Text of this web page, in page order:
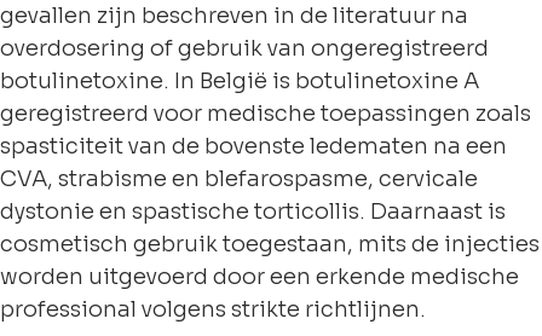
gevallen zijn beschreven in de literatuur na
overdosering of gebruik van ongeregistreerd
botulinetoxine. In België is botulinetoxine A
geregistreerd voor medische toepassingen zoals
spasticiteit van de bovenste ledematen na een
CVA, strabisme en blefarospasme, cervicale
dystonie en spastische torticollis. Daarnaast is
cosmetisch gebruik toegestaan, mits de injecties
worden uitgevoerd door een erkende medische
professional volgens strikte richtlijnen.